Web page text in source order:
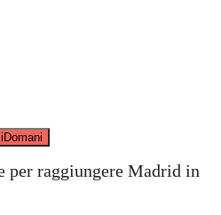
Domani
raggiungere Madrid in